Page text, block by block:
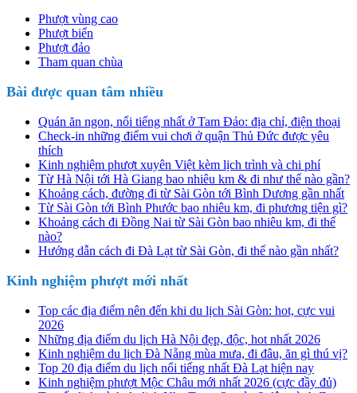
Phượt vùng cao
Phượt biển
Phượt đảo
Tham quan chùa
Bài được quan tâm nhiều
Quán ăn ngon, nổi tiếng nhất ở Tam Đảo: địa chỉ, điện thoại
Check-in những điểm vui chơi ở quận Thủ Đức được yêu
thích
Kinh nghiệm phượt xuyên Việt kèm lịch trình và chi phí
Từ Hà Nội tới Hà Giang bao nhiêu km & đi như thế nào gần?
Khoảng cách, đường đi từ Sài Gòn tới Bình Dương gần nhất
Từ Sài Gòn tới Bình Phước bao nhiêu km, đi phương tiện gì?
Khoảng cách đi Đồng Nai từ Sài Gòn bao nhiêu km, đi thế
nào?
Hướng dẫn cách đi Đà Lạt từ Sài Gòn, đi thế nào gần nhất?
Kinh nghiệm phượt mới nhất
Top các địa điểm nên đến khi du lịch Sài Gòn: hot, cực vui
2026
Những địa điểm du lịch Hà Nội đẹp, độc, hot nhất 2026
Kinh nghiệm du lịch Đà Nẵng mùa mưa, đi đâu, ăn gì thú vị?
Top 20 địa điểm du lịch nổi tiếng nhất Đà Lạt hiện nay
Kinh nghiệm phượt Mộc Châu mới nhất 2026 (cực đầy đủ)